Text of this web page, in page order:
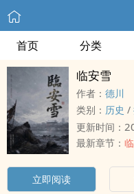
首页 分类
临安雪
作者： 德川
类别： 历史 /
更新时间：
最新章节：
立即阅读